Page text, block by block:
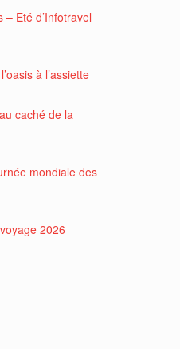
Eté d’Infotravel
à l’assiette
caché de la
mondiale des
2026